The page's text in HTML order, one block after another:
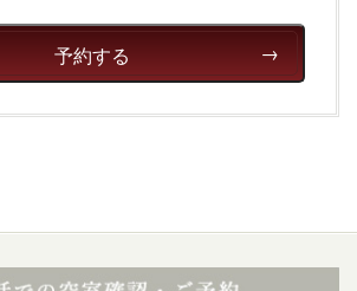
予約する